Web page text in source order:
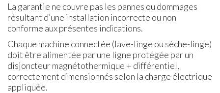
La garantie ne couvre pas les pannes ou dommages
résultant d’une installation incorrecte ou non
conforme aux présentes indications.
Chaque machine connectée (lave-linge ou sèche-linge)
doit être alimentée par une ligne protégée par un
disjoncteur magnétothermique + différentiel,
correctement dimensionnés selon la charge électrique
appliquée.